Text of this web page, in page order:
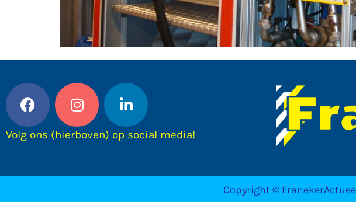
Volg ons (hierboven) op social media!
Copyright ©